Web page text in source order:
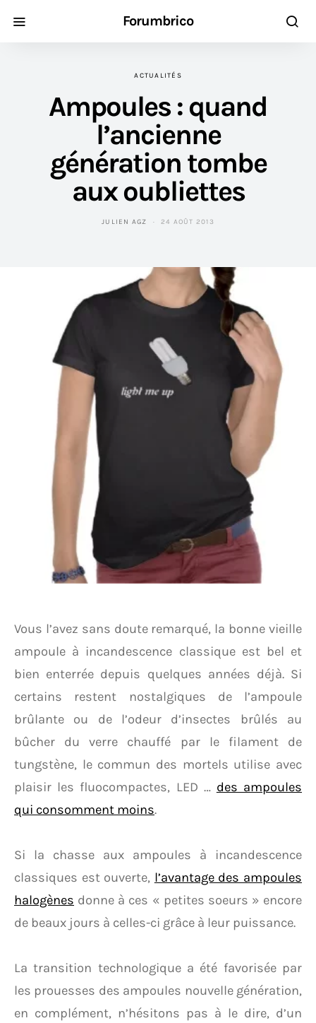
Forumbrico
ACTUALITÉS
Ampoules : quand
l’ancienne
génération tombe
aux oubliettes
JULIEN AGZ 24 AOÛT 2013
Vous l’avez sans doute remarqué, la bonne vieille
ampoule à incandescence classique est bel et
bien enterrée depuis quelques années déjà. Si
certains restent nostalgiques de l’ampoule
brûlante ou de l’odeur d’insectes brûlés au
bûcher du verre chauffé par le filament de
tungstène, le commun des mortels utilise avec
plaisir les fluocompactes, LED … des ampoules
qui consomment moins.
Si la chasse aux ampoules à incandescence
classiques est ouverte, l’avantage des ampoules
halogènes donne à ces « petites soeurs » encore
de beaux jours à celles-ci grâce à leur puissance.
La transition technologique a été favorisée par
les prouesses des ampoules nouvelle génération,
en complément, n’hésitons pas à le dire, d’un